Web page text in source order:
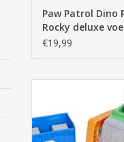
Paw Patrol Dino
Rocky deluxe
(met frictie)
€19,99
TOEVOEGEN AAN